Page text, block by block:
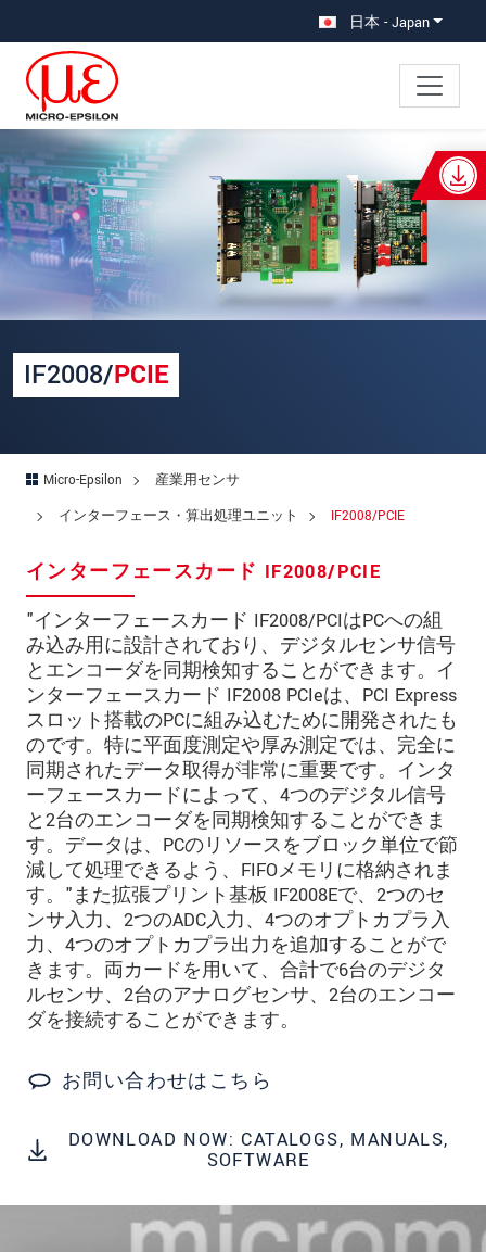
日本 - Japan
IF2008/PCIE
Micro-Epsilon
産業用センサ
インターフェース・算出処理ユニット
IF2008/PCIE
インターフェースカード IF2008/PCIE
"インターフェースカード IF2008/PCIはPCへの組
み込み用に設計されており、デジタルセンサ信号
とエンコーダを同期検知することができます。イ
ンターフェースカード IF2008 PCIeは、PCI Express
スロット搭載のPCに組み込むために開発されたも
のです。特に平面度測定や厚み測定では、完全に
同期されたデータ取得が非常に重要です。インタ
ーフェースカードによって、4つのデジタル信号
と2台のエンコーダを同期検知することができま
す。データは、PCのリソースをブロック単位で節
減して処理できるよう、FIFOメモリに格納されま
す。"また拡張プリント基板 IF2008Eで、2つのセ
ンサ入力、2つのADC入力、4つのオプトカプラ入
力、4つのオプトカプラ出力を追加することがで
きます。両カードを用いて、合計で6台のデジタ
ルセンサ、2台のアナログセンサ、2台のエンコー
ダを接続することができます。
お問い合わせはこちら
DOWNLOAD NOW: CATALOGS, MANUALS,
SOFTWARE
×
あなたのリクエスト IF2008/PCIE
名*
姓*
会社名*
郵便番号
所在地
電話
メールアドレ
ス*
メッセージ*
ご連絡願います
印刷された製品カタログを送ってくだ
さい
直接訪問してほしい
* 必須フィールド。
私たちはお客様の個人情報を内密に扱います。
個人情報に関するプライバシーステートメント